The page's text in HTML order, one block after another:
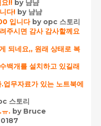
요!! by 냠냠
다! by 냠냠
입니다by opc 스토리
주시면 감사 감사할께요
되네요,, 원래 상태로 복
백개를 설치하고 있길래
업무자료가 있는 노트북에
스토리
ㅠ. by Bruce